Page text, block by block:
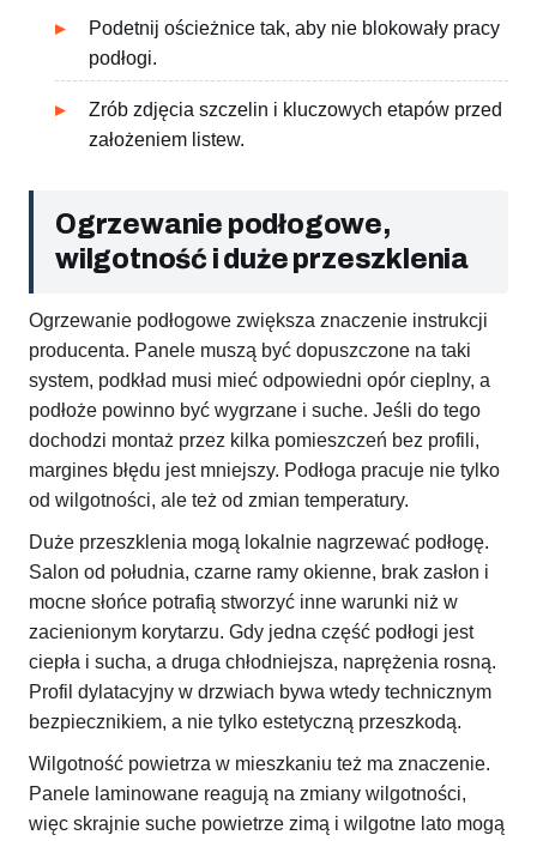
Podetnij ościeżnice tak, aby nie blokowały pracy
podłogi.
Zrób zdjęcia szczelin i kluczowych etapów przed
założeniem listew.
Ogrzewanie podłogowe,
wilgotność i duże przeszklenia
Ogrzewanie podłogowe zwiększa znaczenie instrukcji
producenta. Panele muszą być dopuszczone na taki
system, podkład musi mieć odpowiedni opór cieplny, a
podłoże powinno być wygrzane i suche. Jeśli do tego
dochodzi montaż przez kilka pomieszczeń bez profili,
margines błędu jest mniejszy. Podłoga pracuje nie tylko
od wilgotności, ale też od zmian temperatury.
Duże przeszklenia mogą lokalnie nagrzewać podłogę.
Salon od południa, czarne ramy okienne, brak zasłon i
mocne słońce potrafią stworzyć inne warunki niż w
zacienionym korytarzu. Gdy jedna część podłogi jest
ciepła i sucha, a druga chłodniejsza, naprężenia rosną.
Profil dylatacyjny w drzwiach bywa wtedy technicznym
bezpiecznikiem, a nie tylko estetyczną przeszkodą.
Wilgotność powietrza w mieszkaniu też ma znaczenie.
Panele laminowane reagują na zmiany wilgotności,
więc skrajnie suche powietrze zimą i wilgotne lato mogą